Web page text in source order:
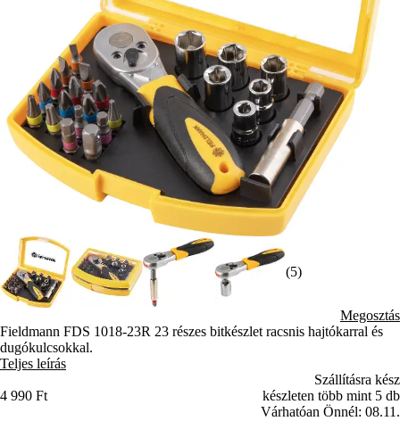
(5)
Megosztás
Fieldmann FDS 1018-23R 23 részes bitkészlet racsnis hajtókarral és
dugókulcsokkal.
Teljes leírás
4 990 Ft
Szállításra kész
készleten több mint 5 db
Várhatóan Önnél: 08.11.